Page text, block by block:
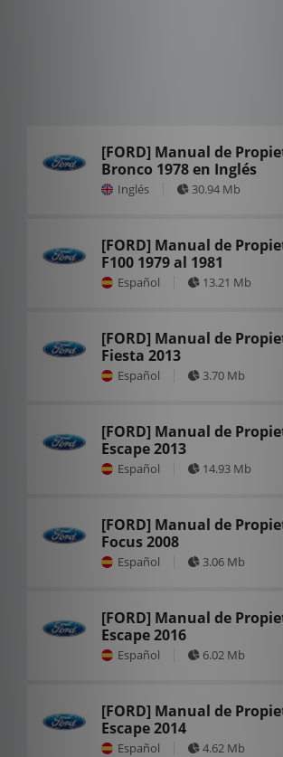
[FORD] Manual de
Bronco 1978 en Inglés
Inglés 30.94 Mb
[FORD] Manual de
F100 1979 al 1981
Español 13.21 Mb
[FORD] Manual de
Fiesta 2013
Español 3.70 Mb
[FORD] Manual de
Escape 2013
Español 14.93 Mb
[FORD] Manual de
Focus 2008
Español 3.06 Mb
[FORD] Manual de
Escape 2016
Español 6.02 Mb
[FORD] Manual de
Escape 2014
Español 4.62 Mb